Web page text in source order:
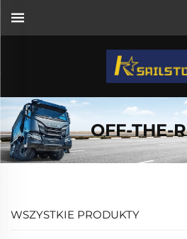
OFF-THE-
WSZYSTKIE PRODUKTY